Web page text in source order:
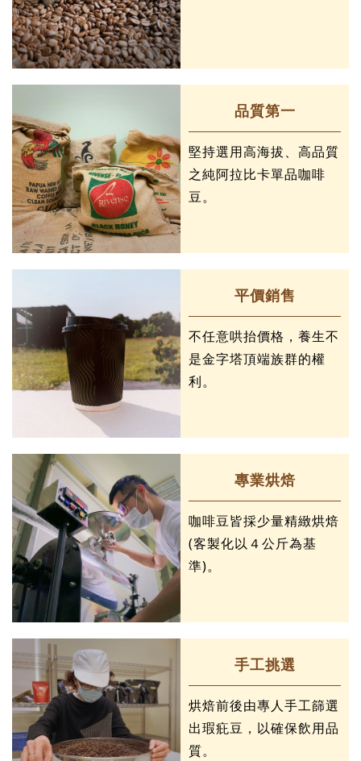
品質第一
堅持選用高海拔、高品質
之純阿拉比卡單品咖啡
豆。
平價銷售
不任意哄抬價格，養生不
是金字塔頂端族群的權
利。
專業烘焙
咖啡豆皆採少量精緻烘焙
(客製化以４公斤為基
準)。
手工挑選
烘焙前後由專人手工篩選
出瑕疪豆，以確保飲用品
質。